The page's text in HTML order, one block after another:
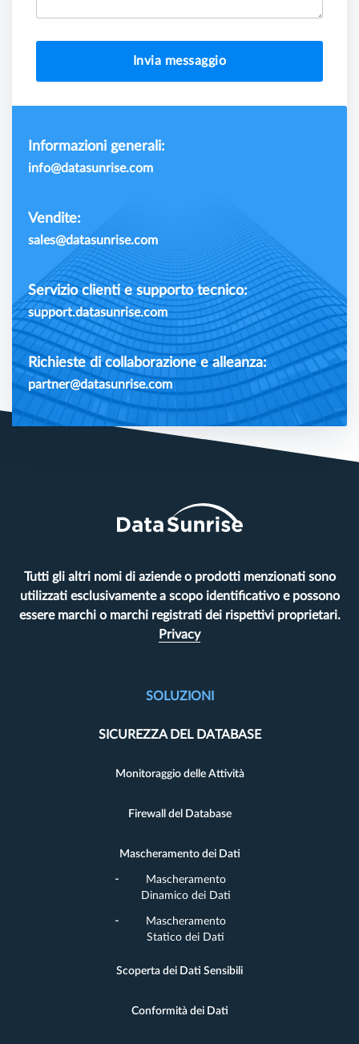
Invia messaggio
Informazioni generali:
info@datasunrise.com
Vendite:
sales@datasunrise.com
Servizio clienti e supporto tecnico:
support.datasunrise.com
Richieste di collaborazione e alleanza:
partner@datasunrise.com
Tutti gli altri nomi di aziende o prodotti menzionati sono
utilizzati esclusivamente a scopo identificativo e possono
essere marchi o marchi registrati dei rispettivi proprietari.
Privacy
SOLUZIONI
SICUREZZA DEL DATABASE
Monitoraggio delle Attività
Firewall del Database
Mascheramento dei Dati
Mascheramento
Dinamico dei Dati
Mascheramento
Statico dei Dati
Scoperta dei Dati Sensibili
Conformità dei Dati